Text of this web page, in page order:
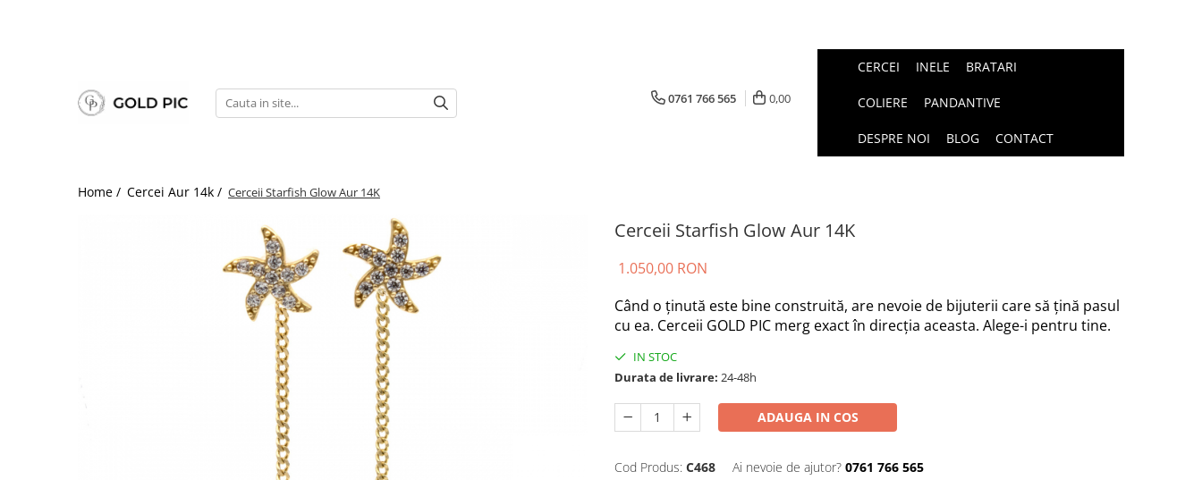
0761 766 565 0,00
CERCEI INELE BRATARI
COLIERE PANDANTIVE
DESPRE NOI BLOG CONTACT
Home / Cercei Aur 14k / Cerceii Starfish Glow Aur 14K
Cerceii Starfish Glow Aur 14K
1.050,00 RON
Când o ținută este bine construită, are nevoie de bijuterii care să țină pasul
cu ea. Cerceii GOLD PIC merg exact în direcția aceasta. Alege-i pentru tine.
IN STOC
Durata de livrare: 24-48h
ADAUGA IN COS
Cod Produs: C468 Ai nevoie de ajutor? 0761 766 565